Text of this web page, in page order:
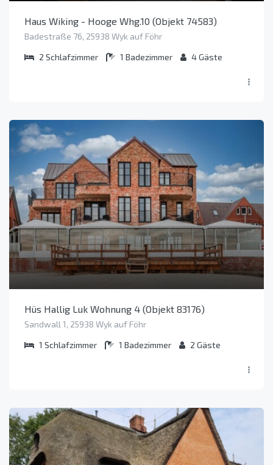
Haus Wiking - Hooge Whg.10 (Objekt 74583)
Badestraße 76, 25938 Wyk auf Föhr
2 Schlafzimmer 1 Badezimmer 4Gäste
Hüs Hallig Luk Wohnung 4 (Objekt 83176)
Sandwall 1, 25938 Wyk auf Föhr
1 Schlafzimmer 1 Badezimmer 2 Gäste